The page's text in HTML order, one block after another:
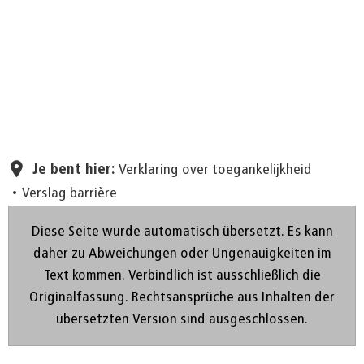
Je bent hier: Verklaring over toegankelijkheid
Verslag barrière
Diese Seite wurde automatisch übersetzt. Es kann
daher zu Abweichungen oder Ungenauigkeiten im
Text kommen. Verbindlich ist ausschließlich die
Originalfassung. Rechtsansprüche aus Inhalten der
übersetzten Version sind ausgeschlossen.